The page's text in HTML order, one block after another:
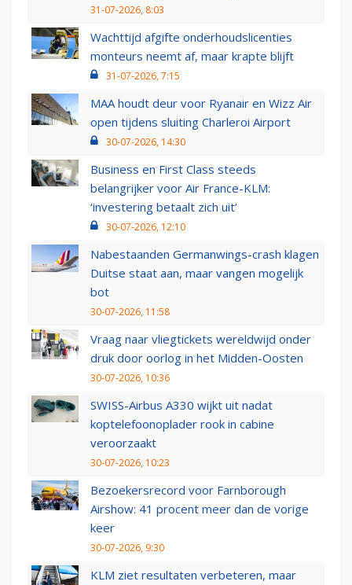
31-07-2026, 8:03
Wachttijd afgifte onderhoudslicenties
monteurs neemt af, maar krapte blijft
31-07-2026, 7:15
MAA houdt deur voor Ryanair en Wizz Air
open tijdens sluiting Charleroi Airport
30-07-2026, 14:30
Business en First Class steeds
belangrijker voor Air France-KLM:
‘investering betaalt zich uit’
30-07-2026, 12:10
Nabestaanden Germanwings-crash klagen
Duitse staat aan, maar vangen mogelijk
bot
30-07-2026, 11:58
Vraag naar vliegtickets wereldwijd onder
druk door oorlog in het Midden-Oosten
30-07-2026, 10:36
SWISS-Airbus A330 wijkt uit nadat
koptelefoonoplader rook in cabine
veroorzaakt
30-07-2026, 10:23
Bezoekersrecord voor Farnborough
Airshow: 41 procent meer dan de vorige
keer
30-07-2026, 9:30
KLM ziet resultaten verbeteren, maar